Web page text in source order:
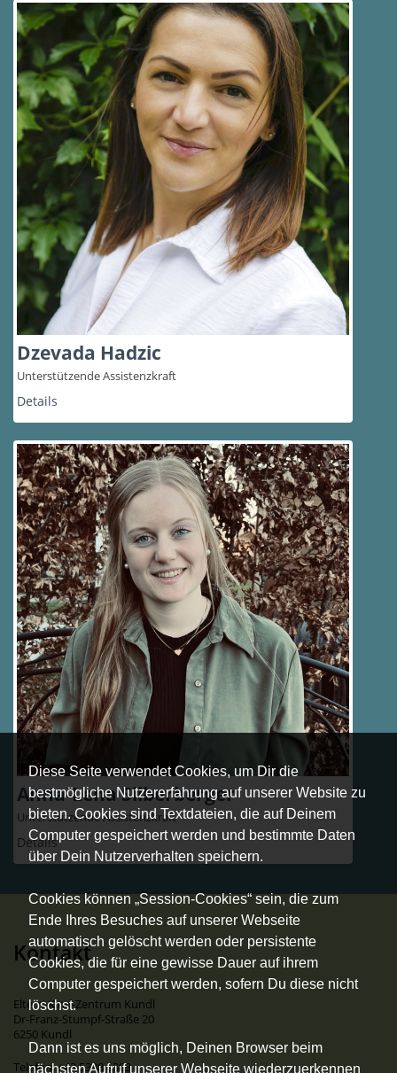
Diese Seite verwendet Cookies, um Dir die
bestmögliche Nutzererfahrung auf unserer Website zu
bieten. Cookies sind Textdateien, die auf Deinem
Computer gespeichert werden und bestimmte Daten
über Dein Nutzerverhalten speichern.
Cookies können „Session-Cookies“ sein, die zum
Ende Ihres Besuches auf unserer Webseite
automatisch gelöscht werden oder persistente
Cookies, die für eine gewisse Dauer auf ihrem
Computer gespeichert werden, sofern Du diese nicht
löschst.
Dann ist es uns möglich, Deinen Browser beim
nächsten Aufruf unserer Webseite wiederzuerkennen
Dzevada Hadzic
Unterstützende Assistenzkraft
Details
Anna-Lena Silberberger
Unterstützende Assistenzkraft
Details
Kontakt
Eltern-Kind-Zentrum Kundl
Dr-Franz-Stumpf-Straße 20
6250 Kundl
Telefon: +43 5338 6383